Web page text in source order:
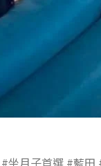
坐月子首選 #藍